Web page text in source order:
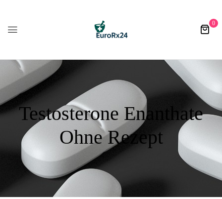
0
Testosterone Enanthate
Ohne Rezept